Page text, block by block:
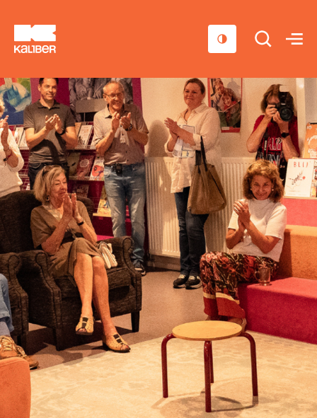
Cursussen
Scholen
Sociaal domein
Over ons
Nieuws & Agenda
Contact